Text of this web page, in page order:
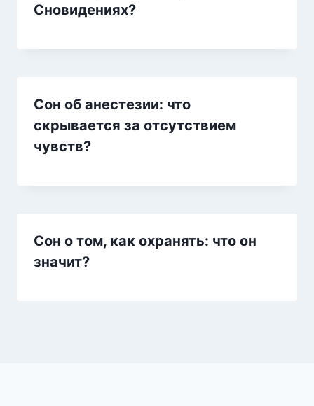
Сновидениях?
Сон об анестезии: что
скрывается за отсутствием
чувств?
Сон о том, как охранять: что он
значит?